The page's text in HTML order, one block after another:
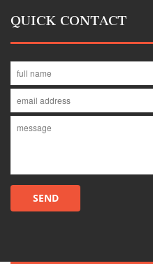
QUICK CONTACT